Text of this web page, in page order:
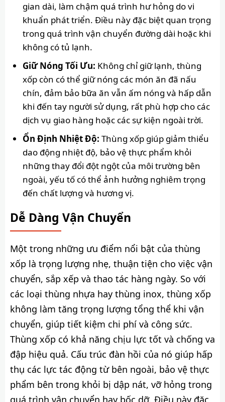
gian dài, làm chậm quá trình hư hỏng do vi
khuẩn phát triển. Điều này đặc biệt quan trọng
trong quá trình vận chuyển đường dài hoặc khi
không có tủ lạnh.
Giữ Nóng Tối Ưu: Không chỉ giữ lạnh, thùng
xốp còn có thể giữ nóng các món ăn đã nấu
chín, đảm bảo bữa ăn vẫn ấm nóng và hấp dẫn
khi đến tay người sử dụng, rất phù hợp cho các
dịch vụ giao hàng hoặc các sự kiện ngoài trời.
Ổn Định Nhiệt Độ: Thùng xốp giúp giảm thiểu
dao động nhiệt độ, bảo vệ thực phẩm khỏi
những thay đổi đột ngột của môi trường bên
ngoài, yếu tố có thể ảnh hưởng nghiêm trọng
đến chất lượng và hương vị.
Dễ Dàng Vận Chuyển
Một trong những ưu điểm nổi bật của thùng
xốp là trọng lượng nhẹ, thuận tiện cho việc vận
chuyển, sắp xếp và thao tác hàng ngày. So với
các loại thùng nhựa hay thùng inox, thùng xốp
không làm tăng trọng lượng tổng thể khi vận
chuyển, giúp tiết kiệm chi phí và công sức.
Thùng xốp có khả năng chịu lực tốt và chống va
đập hiệu quả. Cấu trúc đàn hồi của nó giúp hấp
thụ các lực tác động từ bên ngoài, bảo vệ thực
phẩm bên trong khỏi bị dập nát, vỡ hỏng trong